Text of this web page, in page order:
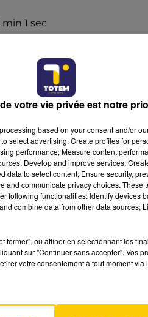
1 sec
l'information dans le Cantal,
avec les reportages de nos
terrain.
NORD
votre vie privée est notre
based on your consent and/or
select advertising; Create profiles for
performance; Measure content
Develop and improve services;
data to select content; Ensure security,
and communicate privacy choices. These
following functionalities: Identify devices
combine data from other data sources;
fermer", ou affiner en sélectionnant les
sur "Continuer sans accepter". Vos
votre consentement à tout moment